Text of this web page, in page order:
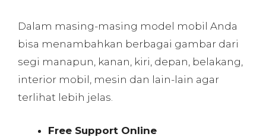
Dalam masing-masing model mobil Anda
bisa menambahkan berbagai gambar dari
segi manapun, kanan, kiri, depan, belakang,
interior mobil, mesin dan lain-lain agar
terlihat lebih jelas.
Free Support Online